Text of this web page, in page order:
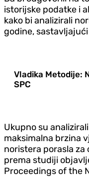
istorijske podatke i
kako bi analizirali
godine,
Vladika Metodije:
SPC
Ukupno su
maksimalna brzina
noristera porasla za
prema studiji
Proceedings of the